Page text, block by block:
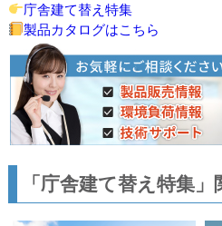
庁舎建て替え特集
製品カタログはこちら
「庁舎建て替え特集」